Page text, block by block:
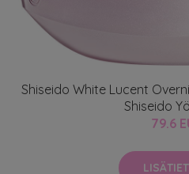
Shiseido White Lucent
Shiseido
79.6